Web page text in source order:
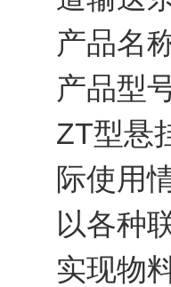
产品名
产品型
ZT型悬
际使用
以各种
实现物